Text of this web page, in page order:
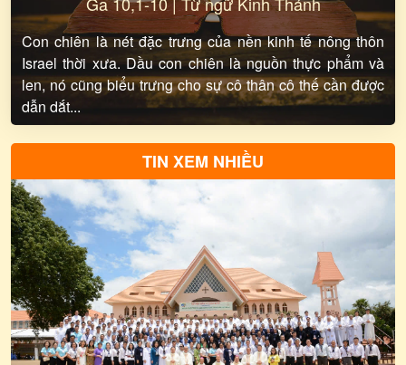
Con chiên là nét đặc trưng của nền kinh tế nông thôn
Israel thời xưa. Dầu con chiên là nguồn thực phẩm và
len, nó cũng biểu trưng cho sự cô thân cô thế cần được
dẫn dắt...
TIN XEM NHIỀU